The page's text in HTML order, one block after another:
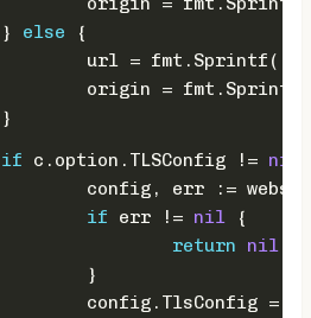
	}
else {
		url = fmt.Sprintf(
		origin = fmt.Sprintf(
	}
if c.option.TLSConfig != nil
config, err :=
if err != nil {
return
nil
		}
config.TlsConfig =